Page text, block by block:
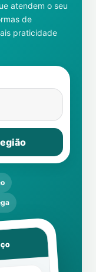
atendem o seu
de
praticidade